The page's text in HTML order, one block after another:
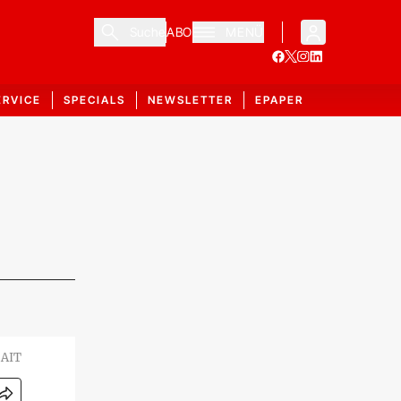
ABO
SPECIALS NEWSLETTER EPAPER